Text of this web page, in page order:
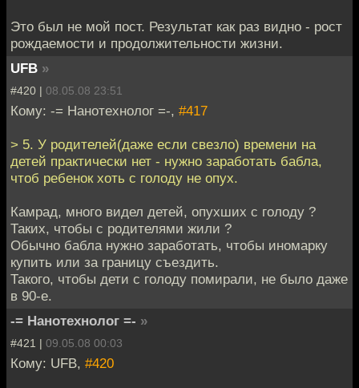
Это был не мой пост. Результат как раз видно - рост
рождаемости и продолжительности жизни.
UFB »
#420 | 08.05.08 23:51
Кому: -= Нанотехнолог =-, #417
> 5. У родителей(даже если свезло) времени на
детей практически нет - нужно заработать бабла,
чтоб ребенок хоть с голоду не опух.
Камрад, много видел детей, опухших с голоду ?
Таких, чтобы с родителями жили ?
Обычно бабла нужно заработать, чтобы иномарку
купить или за границу съездить.
Такого, чтобы дети с голоду помирали, не было даже
в 90-е.
-= Нанотехнолог =- »
#421 | 09.05.08 00:03
Кому: UFB, #420